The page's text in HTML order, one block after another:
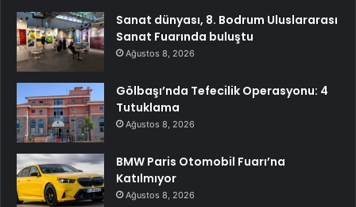
Sanat dünyası, 8. Bodrum Uluslararası
Sanat Fuarında buluştu
Ağustos 8, 2026
Gölbaşı’nda Tefecilik Operasyonu: 4
Tutuklama
Ağustos 8, 2026
BMW Paris Otomobil Fuarı’na
Katılmıyor
Ağustos 8, 2026